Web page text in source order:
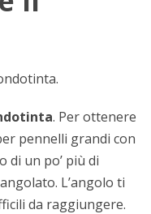
. Per ottenere
pennelli grandi con
di un po’ più di
L’angolo ti
da raggiungere.